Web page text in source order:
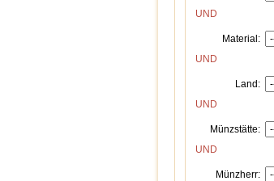
UND
Material:
UND
Land:
UND
Münzstätte:
UND
Münzherr: